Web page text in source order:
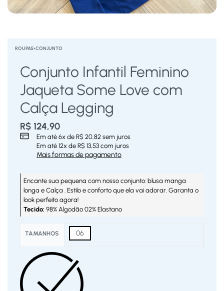
ROUPAS›CONJUNTO
Conjunto Infantil Feminino
Jaqueta Some Love com
Calça Legging
R$ 124,90
Em até 6x de R$ 20,82 sem juros
Em até 12x de R$ 13,53 com juros
Mais formas de pagamento
Encante sua pequena com nosso conjunto: blusa manga
longa e Calça . Estilo e conforto que ela vai adorar. Garanta o
look perfeito agora!
Tecido: 98% Algodão 02% Elastano
TAMANHOS 06